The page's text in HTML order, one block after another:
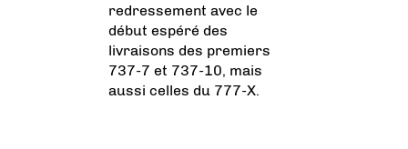
redressement avec le
début espéré des
livraisons des premiers
737-7 et 737-10, mais
aussi celles du 777-X.